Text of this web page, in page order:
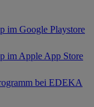
im Google Playstore
im Apple App Store
bei EDEKA